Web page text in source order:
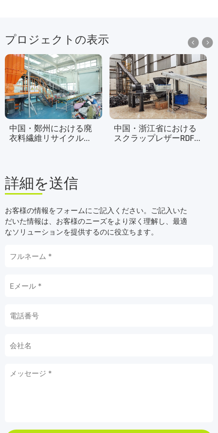
プロジェクトの表示
中国・鄭州における廃
衣料繊維リサイクルプ
中国・浙江省における
スクラップレザーRDFプ
 
詳細を送信
お客様の情報をフォームにご記入ください。ご記入いた
だいた情報は、お客様のニーズをより深く理解し、最適
なソリューションを提供するのに役立ちます。